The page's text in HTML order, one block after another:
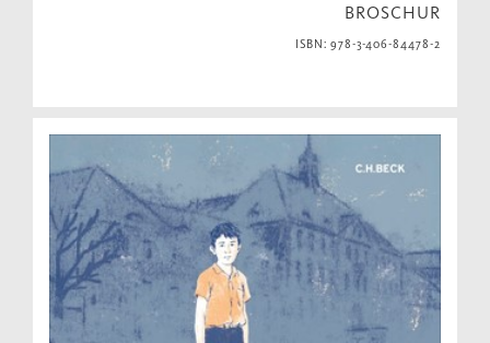
BROSCHUR
ISBN: 978-3-406-84478-2